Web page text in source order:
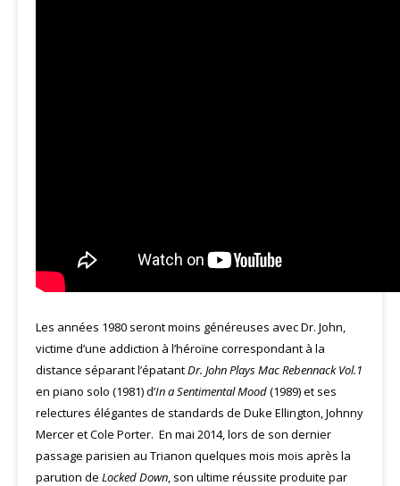
Les années 1980 seront moins généreuses avec Dr. John,
victime d’une addiction à l’héroïne correspondant à la
distance séparant l’épatantDr. John Plays Mac Rebennack Vol.1
en piano solo (1981) d’In a Sentimental Mood(1989) et ses
relectures élégantes de standards de Duke Ellington, Johnny
Mercer et Cole Porter. En mai 2014, lors de son dernier
passage parisien au Trianon quelques mois mois après la
parution de Locked Down, son ultime réussite produite par